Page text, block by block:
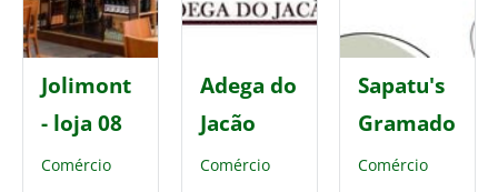
Jolimont
- loja 08
Comércio
Adega do
Jacão
Comércio
Sapatu's
Gramado
Comércio